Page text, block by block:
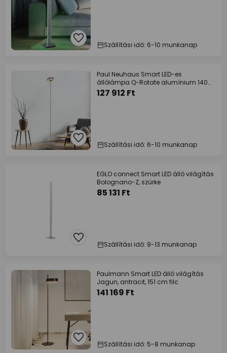
Szállítási idő: 6-10 munkanap
Paul Neuhaus Smart LED-es
állólámpa Q-Rotate alumínium 140
cm
127 912 Ft
Szállítási idő: 6-10 munkanap
EGLO connect Smart LED álló világítás
Bolognano-Z, szürke
85 131 Ft
Szállítási idő: 9-13 munkanap
Paulmann Smart LED álló világítás
Jagun, antracit, 151 cm filc
141 169 Ft
Szállítási idő: 5-8 munkanap